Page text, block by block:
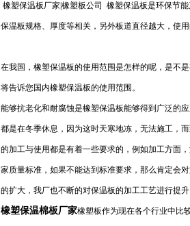
橡塑保温板厂家|橡塑板公司 橡塑保温板是环保节
保温板规格、厚度等相关，另外板道直径越大，使用
在我国，橡塑保温板的使用范围是怎样的呢，是不
将告诉您国内橡塑保温板的使用范围。
能够抗老化和耐腐蚀是橡塑保温板能够得到广泛的
都是在冬季休息，因为这时天寒地冻，无法施工，
的加工与使用都是有着一些要求的，例如加工方面
家质量标准，如果不能达到标准要求，那么肯定会
的扩大，我厂也不断的对保温板的加工工艺进行提
橡塑保温棉板厂家橡塑板作为现在各个行业中比